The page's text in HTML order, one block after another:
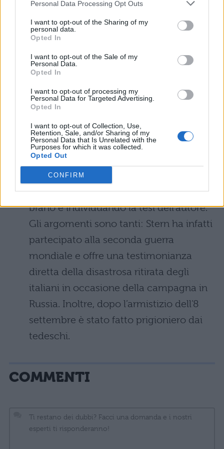
Personal Data Processing Opt Outs
I want to opt-out of the Sharing of my
personal data.
Opted In
I want to opt-out of the Sale of my
Personal Data.
Opted In
I want to opt-out of processing my
Personal Data for Targeted Advertising.
Opted In
I want to opt-out of Collection, Use,
Retention, Sale, and/or Sharing of my
Personal Data that Is Unrelated with the
Purposes for which it was collected.
Opted Out
CONFIRM
scelto per la tipologia A. Date
un’occhiata alle sue opere e rispolverate
le tematiche principali, in modo da non
farvi cogliere impreparati.
Testo argomentativo
Stern: le tematiche potrebbero essere
varie, tra cui ad esempio la ritirata in
Russia, le difficoltà del primo
dopoguerra in Italia, il rapporto tra
guerra e scrittori. In ogni caso, qui c’è da
stare tranquilli: dovrete solamente
svolgere la tipologia B analizzando il
brano e individuando la tesi dell’autore.
Gli argomenti sono tanti: Stern ha infatti
partecipato alla seconda guerra
mondiale e offre una testimonianza
diretta della disastrosa ritirata degli
italiani in occasione della campagna in
Russia. Inoltre, dopo l’armistizio dell’8
settembre è stato fatto prigioniero dai
tedeschi.
COMMENTI